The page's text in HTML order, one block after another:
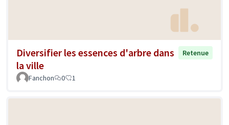
Diversifier les essences d'arbre dans
la ville
Retenue
Fanchon 0 1